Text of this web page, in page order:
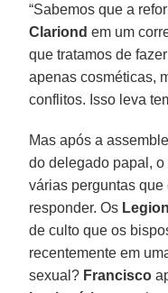
“Sabemos que a
Clariond em um
que tratamos de
apenas cosméticas,
conflitos. Isso leva
Mas após a
do delegado papal,
várias perguntas que
responder. Os
de culto que os
recentemente em
sexual? Francisco